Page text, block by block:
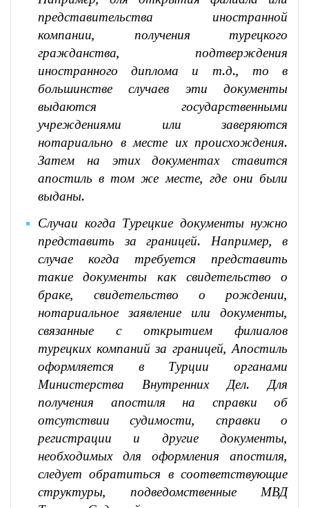
представительства иностранной
компании, получения турецкого
гражданства, подтверждения
иностранного диплома и т.д., то в
большинстве случаев эти документы
выдаются государственными
учреждениями или заверяются
нотариально в месте их происхождения.
Затем на этих документах ставится
апостиль в том же месте, где они были
выданы.
Случаи когда Турецкие документы нужно
представить за границей. Например, в
случае когда требуется представить
такие документы как свидетельство о
браке, свидетельство о рождении,
нотариальное заявление или документы,
связанные с открытием филиалов
турецких компаний за границей, Апостиль
оформляется в Турции органами
Министерства Внутренних Дел. Для
получения апостиля на справки об
отсутствии судимости, справки о
регистрации и другие документы,
необходимых для оформления апостиля,
следует обратиться в соответствующие
структуры, подведомственные МВД